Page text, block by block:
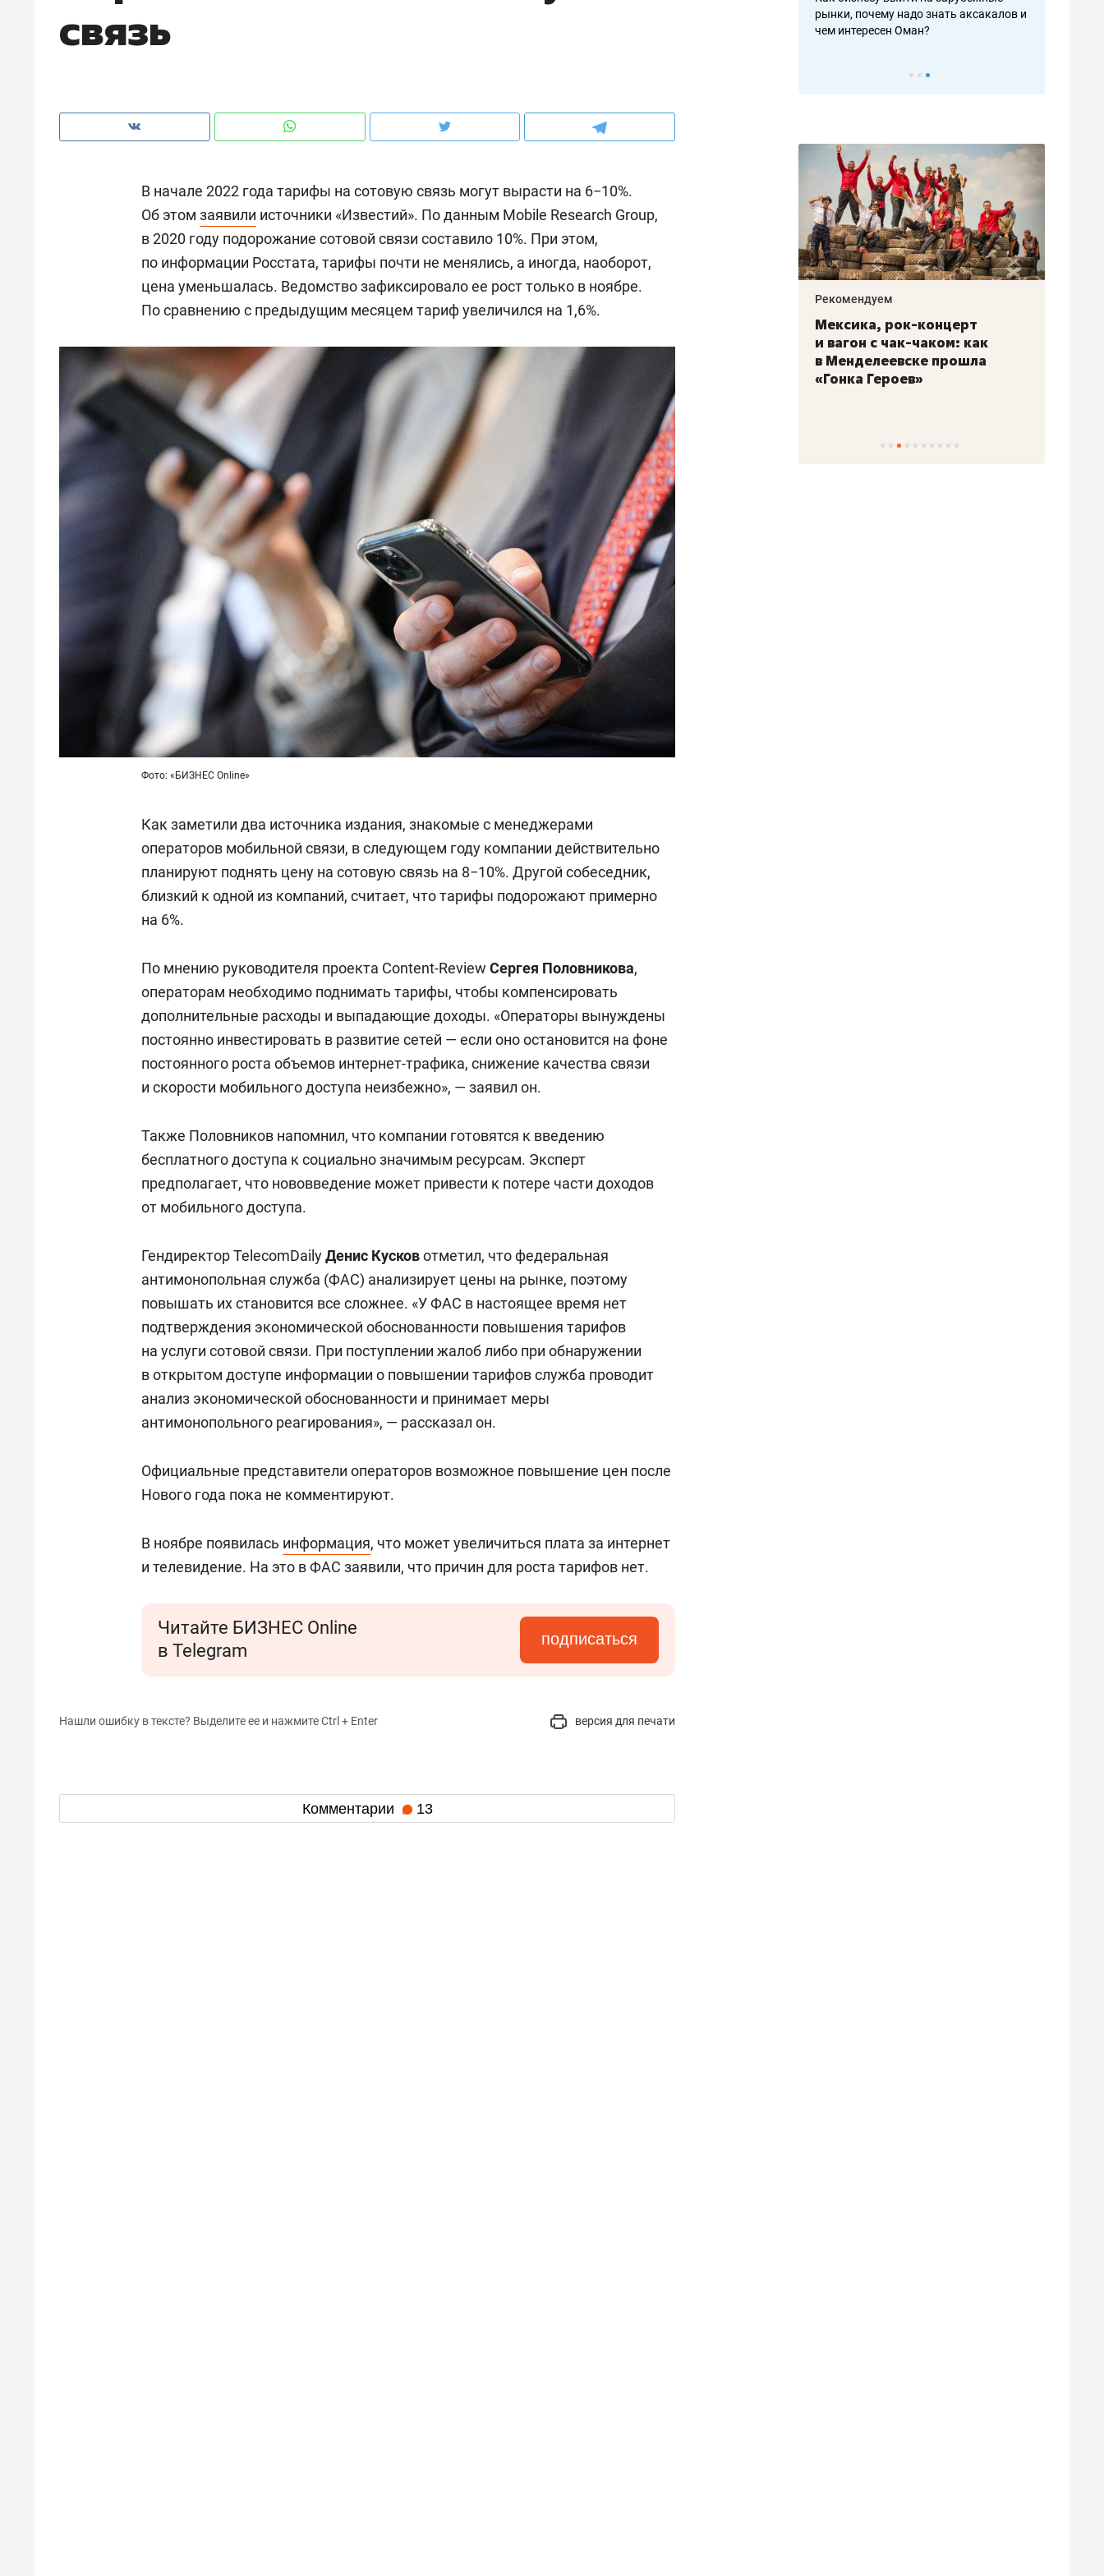
связь
В начале 2022 года тарифы на сотовую связь могут вырасти на 6−10%.
Об этом заявили источники «Известий». По данным Mobile Research Group,
в 2020 году подорожание сотовой связи составило 10%. При этом,
по информации Росстата, тарифы почти не менялись, а иногда, наоборот,
цена уменьшалась. Ведомство зафиксировало ее рост только в ноябре.
По сравнению с предыдущим месяцем тариф увеличился на 1,6%.
Фото: «БИЗНЕС Online»
Как заметили два источника издания, знакомые с менеджерами
операторов мобильной связи, в следующем году компании действительно
планируют поднять цену на сотовую связь на 8−10%. Другой собеседник,
близкий к одной из компаний, считает, что тарифы подорожают примерно
на 6%.
По мнению руководителя проекта Content-Review Сергея Половникова,
операторам необходимо поднимать тарифы, чтобы компенсировать
дополнительные расходы и выпадающие доходы. «Операторы вынуждены
постоянно инвестировать в развитие сетей — если оно остановится на фоне
постоянного роста объемов интернет-трафика, снижение качества связи
и скорости мобильного доступа неизбежно», — заявил он.
Также Половников напомнил, что компании готовятся к введению
бесплатного доступа к социально значимым ресурсам. Эксперт
предполагает, что нововведение может привести к потере части доходов
от мобильного доступа.
Гендиректор TelecomDailyДенис Кусковотметил, что федеральная
антимонопольная служба (ФАС) анализирует цены на рынке, поэтому
повышать их становится все сложнее. «У ФАС в настоящее время нет
подтверждения экономической обоснованности повышения тарифов
на услуги сотовой связи. При поступлении жалоб либо при обнаружении
в открытом доступе информации о повышении тарифов служба проводит
анализ экономической обоснованности и принимает меры
антимонопольного реагирования», — рассказал он.
Официальные представители операторов возможное повышение цен после
Нового года пока не комментируют.
В ноябре появилась информация, что может увеличиться плата за интернет
и телевидение. На это в ФАС заявили, что причин для роста тарифов нет.
Читайте БИЗНЕС Online
в Telegram
подписаться
Нашли ошибку в тексте? Выделите ее и нажмите Ctrl + Enter версия для печати
Комментарии 13
рынки, почему надо знать аксакалов и
чем интересен Оман?
Как ГК «МИР ГРУПП» и ВТБ
создают оазис жилого
комфорта под Казанью
Рекомендуем
150 камер до квартиры и Face
ID вместо ключа: какой будет
безопасность в ЖК «Нова»
Рекомендуем
природе, работа
с ментальным и физическим
состоянием как основа
антихрупких команд
Рекомендуем
Мексика, рок-концерт
и вагон с чак-чаком: как
в Менделеевске прошла
«Гонка Героев»